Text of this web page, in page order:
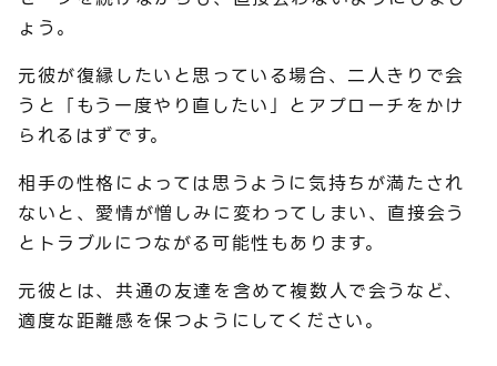
ょう。
元彼が復縁したいと思っている場合、二人きりで会
うと「もう一度やり直したい」とアプローチをかけ
られるはずです。
相手の性格によっては思うように気持ちが満たされ
ないと、愛情が憎しみに変わってしまい、直接会う
とトラブルにつながる可能性もあります。
元彼とは、共通の友達を含めて複数人で会うなど、
適度な距離感を保つようにしてください。